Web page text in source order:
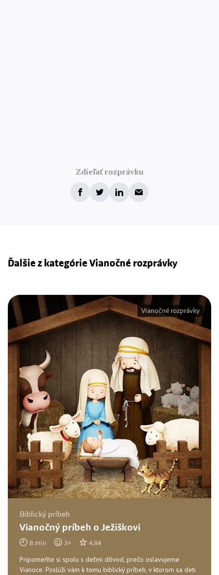
Zdieľať rozprávku
Ďalšie z kategórie Vianočné rozprávky
Biblický príbeh
Vianočný príbeh o Ježiškovi
8 min 3+ 4.84
Pripomeňte si spolu s deťmi dôvod, prečo oslavujeme
Vianoce. Poslúži vám k tomu biblický príbeh, v ktorom sa deti
Vianočné rozprávky